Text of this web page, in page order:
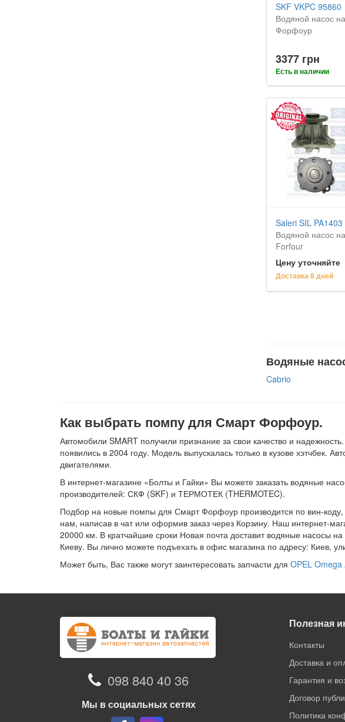
SKF VKPC 95860
Водяной насос
Форфоур
3377 грн
Есть в наличии
Saleri SIL PA1403
Водяной насос
Forfour
Цену уточняйте
Доставка 8 дней
Водяные
Cabrio
Как выбрать помпу для Смарт Форфоур.
Автомобили SMART получили признание за свои качество и
появились в 2004 году. Модель выпускалась только в кузове
двигателями.
В интернет-магазине «Болты и Гайки» Вы можете заказать водяные
производителей: СКФ (SKF) и ТЕРМОТЕК (THERMOTEC).
Подбор на новые помпы для Смарт Форфоур производится по вин-коду,
нам, написав в чат или оформив заказ через Корзину. Наш интернет-
20000 км. В кратчайшие сроки Новая почта доставит водяные насосы
Киеву. Вы лично можете подъехать в офис магазина по адресу: Киев,
Может быть, Вас также могут заинтересовать запчасти для OPEL Omega
098 840 40 36
Мы в социальных сетях
Полезная
Контакты
Доставка и
Гарантия и
Договор
Политика